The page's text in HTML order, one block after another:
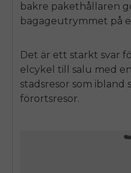
bakre pakethållaren
bagageutrymmet på
Det är ett starkt svar
elcykel till salu med
stadsresor som ibland
förortsresor.